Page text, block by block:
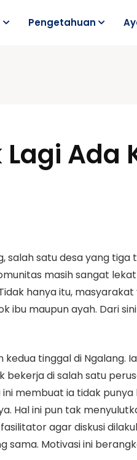
Pengetahuan
Ada
salah satu desa yang
masih sangat
hanya itu,
maupun ayah. Dari
tinggal di Ngalang.
di salah satu
ini membuat ia tidak
Hal ini pun tak
agar diskusi
Motivasi ini